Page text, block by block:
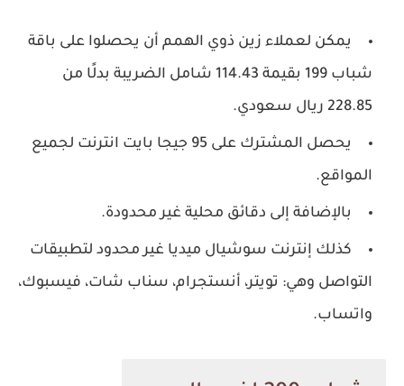
يمكن لعملاء زين ذوي الهمم أن يحصلوا على باقة
شباب 199 بقيمة 114.43 شامل الضريبة بدلًا من
228.85 ريال سعودي.
يحصل المشترك على 95 جيجا بايت انترنت لجميع
المواقع.
بالإضافة إلى دقائق محلية غير محدودة.
كذلك إنترنت سوشيال ميديا غير محدود لتطبيقات
التواصل وهي: تويتر، أنستجرام، سناب شات، فيسبوك،
واتساب.